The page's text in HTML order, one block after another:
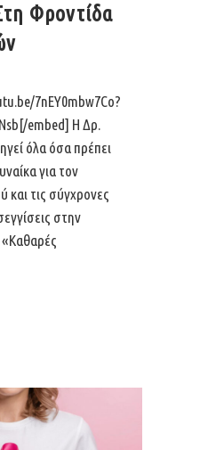
Φροντίδα
7nEY0mbw7Co?
embed] Η Δρ.
όλα όσα πρέπει
για τον
και τις σύγχρονες
στην